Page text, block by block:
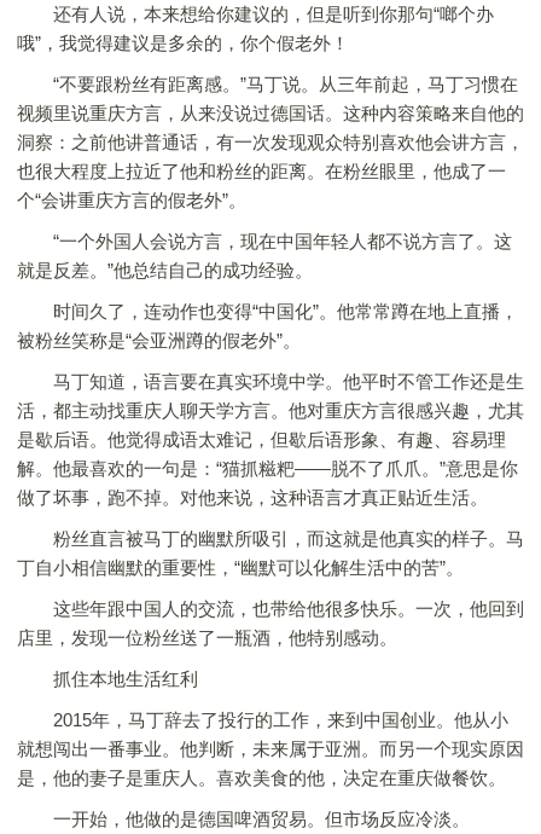
还有人说，本来想给你建议的，但是听到你那句“啷个办
哦”，我觉得建议是多余的，你个假老外！
“不要跟粉丝有距离感。”马丁说。从三年前起，马丁习惯在
视频里说重庆方言，从来没说过德国话。这种内容策略来自他的
洞察：之前他讲普通话，有一次发现观众特别喜欢他会讲方言，
也很大程度上拉近了他和粉丝的距离。在粉丝眼里，他成了一
个“会讲重庆方言的假老外”。
“一个外国人会说方言，现在中国年轻人都不说方言了。这
就是反差。”他总结自己的成功经验。
时间久了，连动作也变得“中国化”。他常常蹲在地上直播，
被粉丝笑称是“会亚洲蹲的假老外”。
马丁知道，语言要在真实环境中学。他平时不管工作还是生
活，都主动找重庆人聊天学方言。他对重庆方言很感兴趣，尤其
是歇后语。他觉得成语太难记，但歇后语形象、有趣、容易理
解。他最喜欢的一句是：“猫抓糍粑——脱不了爪爪。”意思是你
做了坏事，跑不掉。对他来说，这种语言才真正贴近生活。
粉丝直言被马丁的幽默所吸引，而这就是他真实的样子。马
丁自小相信幽默的重要性，“幽默可以化解生活中的苦”。
这些年跟中国人的交流，也带给他很多快乐。一次，他回到
店里，发现一位粉丝送了一瓶酒，他特别感动。
抓住本地生活红利
2015年，马丁辞去了投行的工作，来到中国创业。他从小
就想闯出一番事业。他判断，未来属于亚洲。而另一个现实原因
是，他的妻子是重庆人。喜欢美食的他，决定在重庆做餐饮。
一开始，他做的是德国啤酒贸易。但市场反应冷淡。